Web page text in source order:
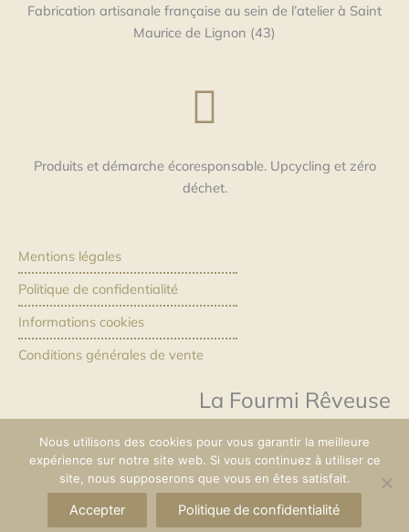
Fabrication artisanale française au sein de l’atelier à Saint
Maurice de Lignon (43)
Produits et démarche écoresponsable. Upcycling et zéro
déchet.
Mentions légales
Politique de confidentialité
Informations cookies
Conditions générales de vente
La Fourmi Rêveuse
F
a
c
e
I
Upcycling et zéro déchet par La Fourmi Rêveuse
Nous utilisons des cookies pour vous garantir la meilleure
expérience sur notre site web. Si vous continuez à utiliser ce
site, nous supposerons que vous en êtes satisfait.
Accepter Politique de confidentialité